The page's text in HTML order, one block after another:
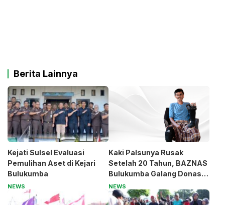
Berita Lainnya
Kejati Sulsel Evaluasi
Pemulihan Aset di Kejari
Bulukumba
NEWS
Kaki Palsunya Rusak
Setelah 20 Tahun, BAZNAS
Bulukumba Galang Donasi
untuk Pak Pardi
NEWS